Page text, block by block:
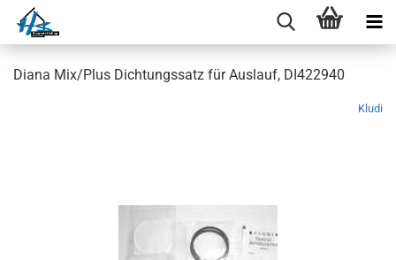
Diana Mix/Plus Dichtungssatz für Auslauf, DI422940
Kludi